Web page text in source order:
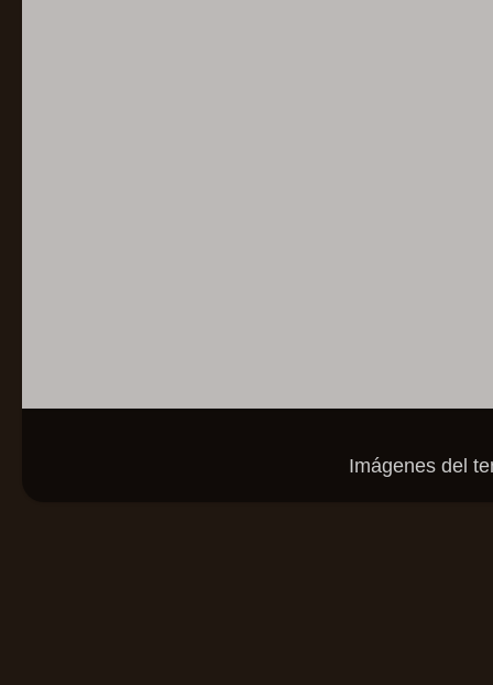
Imágenes del